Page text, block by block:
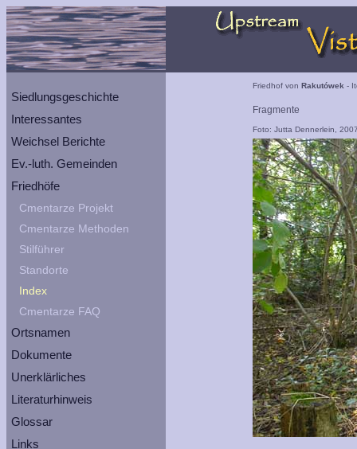
Siedlungsgeschichte
Interessantes
Weichsel Berichte
Ev.-luth. Gemeinden
Friedhöfe
Cmentarze Projekt
Cmentarze Methoden
Stilführer
Standorte
Index
Cmentarze FAQ
Ortsnamen
Dokumente
Unerklärliches
Literaturhinweis
Glossar
Links
Friedhof von Rakutówek -
Fragmente
Foto: Jutta Dennerlein,